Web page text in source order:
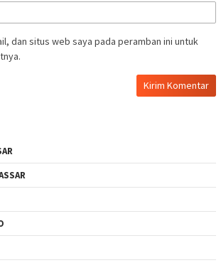
dan situs web saya pada peramban ini untuk